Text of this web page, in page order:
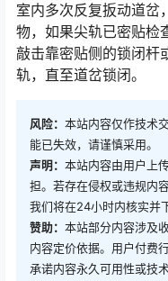
室内多次反复扳动道岔
物，如果尖轨已密贴检
敲击靠密贴侧的锁闭杆
轨，直至道岔锁闭。󠅅󠅃󠄵󠅂󠄪󠇖󠆨󠆨󠇕󠆞󠆒󠅬󠇘󠆭󠆘󠇙󠆝󠅵󠇗󠆭󠆁󠄐󠇗󠅹󠅸󠇖󠆍󠅳󠇖󠅹󠅰󠇖󠆌󠅹
风险： 本站内容仅作技术
能已失效，请谨慎采用。
声明： 本站内容由用户上
担。若存在侵权或违规内
我们将在24小时内核实并
赞助： 本站部分内容涉及
内容定价依据。用户付费
承诺内容永久可用性或技术